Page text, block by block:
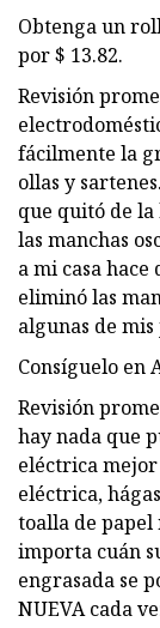
Obtenga un
por $ 13.82.
Revisión
fácilmente la
ollas y
que quitó de
las manchas
a mi casa hace
eliminó las
algunas de
Consíguelo en
Revisión
hay nada que
eléctrica mejor
eléctrica,
toalla de
importa cuán
engrasada se
NUEVA cada